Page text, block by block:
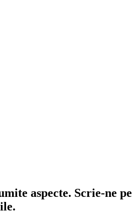
aspecte. Scrie-ne pe